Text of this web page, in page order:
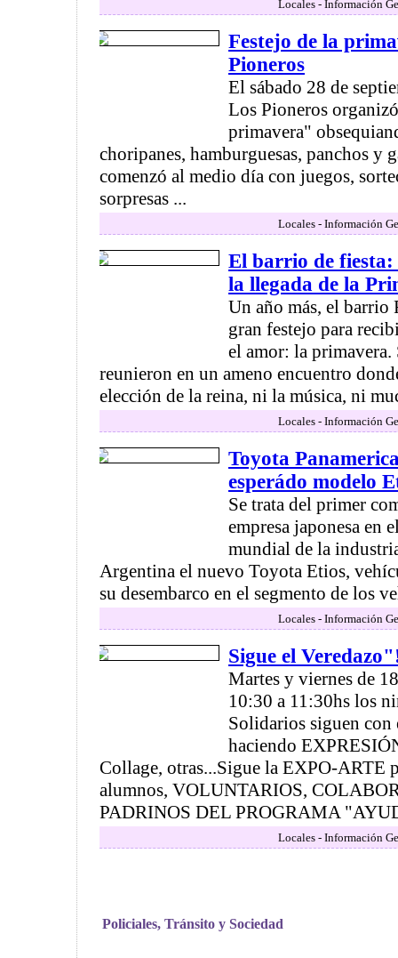
Locales - Información
Festejo de la
Pioneros
El sábado 28 de
Los Pioneros
primavera"
choripanes, hamburguesas, panchos y
comenzó al medio día con juegos,
sorpresas ...
Locales - Información
El barrio de
la llegada de la
Un año más, el
gran festejo para
el amor: la primavera.
reunieron en un ameno encuentro
elección de la reina, ni la música, ni
Locales - Información
Toyota
esperádo modelo
Se trata del primer
empresa japonesa en
mundial de la
Argentina el nuevo Toyota Etios,
su desembarco en el segmento de los
Locales - Información
Sigue el
Martes y viernes de
10:30 a 11:30hs los
Solidarios siguen
haciendo
Collage, otras...Sigue la EXPO-ARTE
alumnos, VOLUNTARIOS,
PADRINOS DEL PROGRAMA
Locales - Información
Policiales, Tránsito y Sociedad